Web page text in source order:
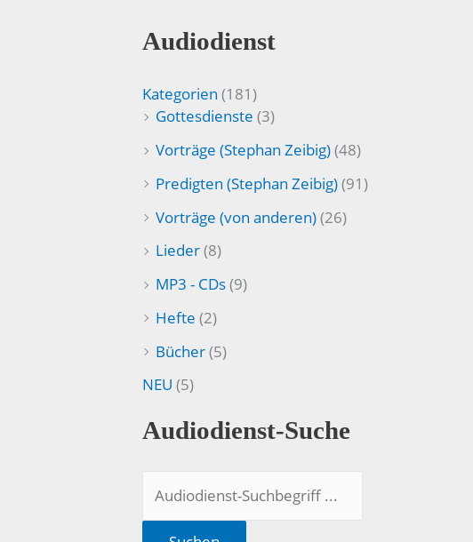
Audiodienst
Kategorien (181)
Gottesdienste (3)
Vorträge (Stephan Zeibig)(48)
Predigten (Stephan Zeibig)(91)
Vorträge (von anderen)(26)
Lieder(8)
MP3 - CDs(9)
Hefte (2)
Bücher(5)
NEU (5)
Audiodienst-Suche